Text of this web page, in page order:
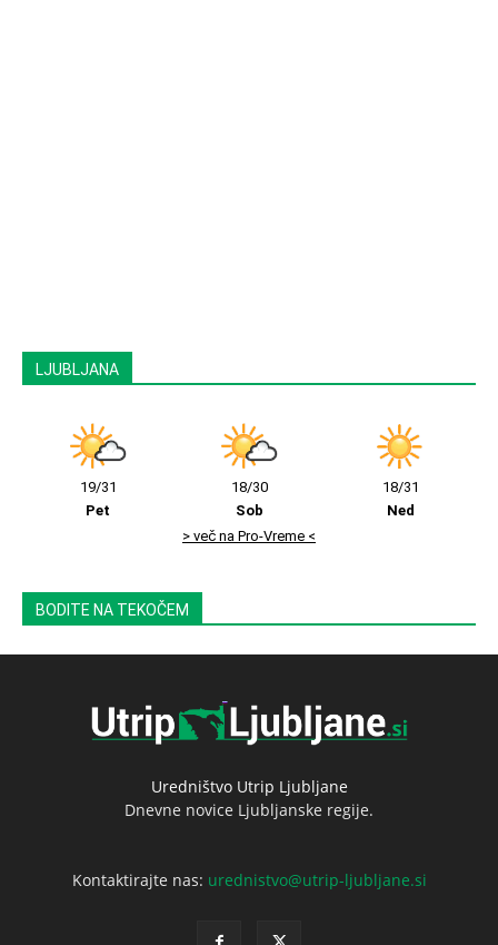
LJUBLJANA
19/31
Pet
18/30
Sob
18/31
Ned
> več na Pro-Vreme <
BODITE NA TEKOČEM
Uredništvo Utrip Ljubljane
Dnevne novice Ljubljanske regije.
Kontaktirajte nas: urednistvo@utrip-ljubljane.si